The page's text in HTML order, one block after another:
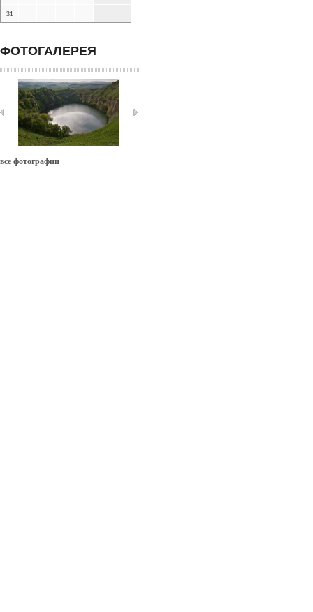
31
ФОТОГАЛЕРЕЯ
все фотографии